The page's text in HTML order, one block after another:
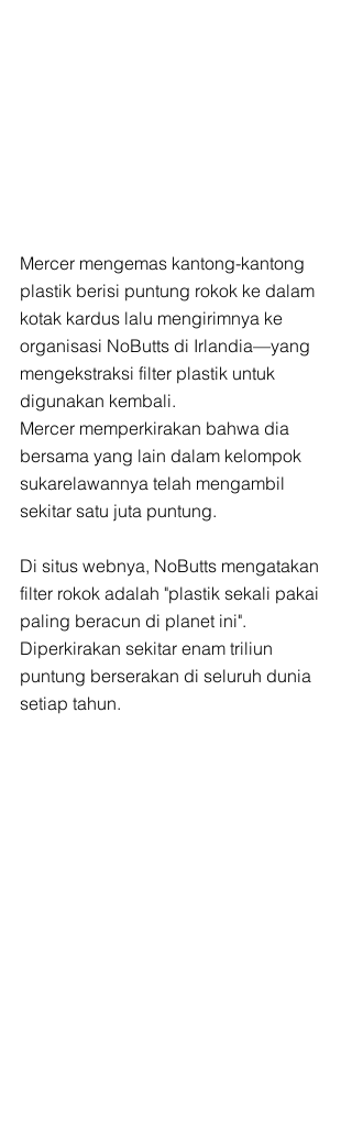
Mercer mengemas kantong-kantong
plastik berisi puntung rokok ke dalam
kotak kardus lalu mengirimnya ke
organisasi NoButts di Irlandia—yang
mengekstraksi filter plastik untuk
digunakan kembali.
Mercer memperkirakan bahwa dia
bersama yang lain dalam kelompok
sukarelawannya telah mengambil
sekitar satu juta puntung.
Di situs webnya, NoButts mengatakan
filter rokok adalah "plastik sekali pakai
paling beracun di planet ini".
Diperkirakan sekitar enam triliun
puntung berserakan di seluruh dunia
setiap tahun.